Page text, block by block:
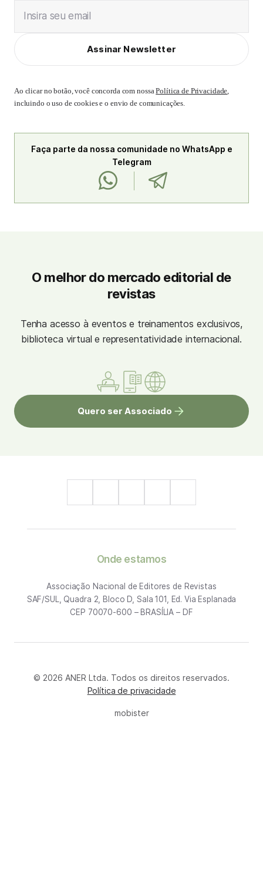
Insira seu email
Assinar Newsletter
Ao clicar no botão, você concorda com nossaPolítica de Privacidade,
incluindo o uso de cookies e o envio de comunicações.
Faça parte da nossa comunidade no WhatsApp e
Telegram
O melhor do mercado editorial de
revistas
Tenha acesso à eventos e treinamentos exclusivos,
biblioteca virtual e representatividade internacional.
Quero ser Associado
Onde estamos
Associação Nacional de Editores de Revistas
SAF/SUL, Quadra 2, Bloco D, Sala 101, Ed. Via Esplanada
CEP 70070-600 – BRASÍLIA – DF
© 2026 ANER Ltda. Todos os direitos reservados.
Política de privacidade
mobister